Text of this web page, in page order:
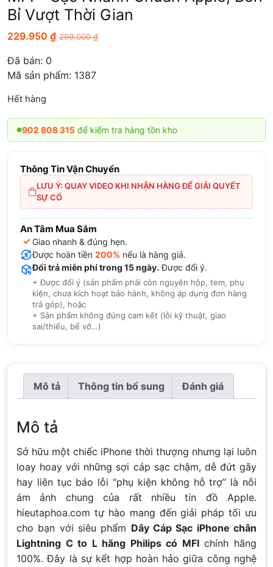
Bỉ Vượt Thời Gian
229.950 ₫ 299.000₫
Đã bán: 0
Mã sản phẩm: 1387
Hết hàng
315để kiểm tra hàng tồn kho
Thông Tin Vận Chuyển
LƯU Ý: QUAY VIDEO KHI NHẬN HÀNG ĐỂ GIẢI QUYẾT
SỰ CỐ
An Tâm Mua Sắm
✓ Giao nhanh & đúng hẹn.
Được hoàn tiền 200% nếu là hàng giả.
Đổi trả miễn phí trong 15 ngày. Được đổi ý.
+ Được đổi ý (sản phẩm phải còn nguyên hộp, tem, phụ
kiện, chưa kích hoạt bảo hành, không áp dụng đơn hàng
trả góp), hoặc
+ Sản phẩm không đúng cam kết (lỗi kỹ thuật, giao
sai/thiếu, bể vỡ…)
Mô tả Thông tin bổ sung Đánh giá
Mô tả
Sở hữu một chiếc iPhone thời thượng nhưng lại luôn
loay hoay với những sợi cáp sạc chậm, dễ đứt gãy
hay liên tục báo lỗi “phụ kiện không hỗ trợ” là nỗi
ám ảnh chung của rất nhiều tín đồ Apple.
hieutaphoa.com tự hào mang đến giải pháp tối ưu
cho bạn với siêu phẩm Dây Cáp Sạc iPhone chân
Lightning C to L hãng Philips có MFIchính hãng
100%. Đây là sự kết hợp hoàn hảo giữa công nghệ